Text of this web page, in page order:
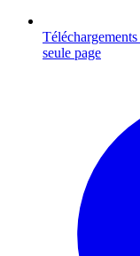
Téléchargements
seule page